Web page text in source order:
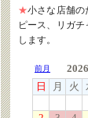
★小さな店舗の
ピース、リガ
します。